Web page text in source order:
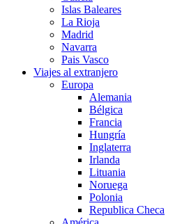
Islas Baleares
La Rioja
Madrid
Navarra
Pais Vasco
Viajes al extranjero
Europa
Alemania
Bélgica
Francia
Hungría
Inglaterra
Irlanda
Lituania
Noruega
Polonia
Republica Checa